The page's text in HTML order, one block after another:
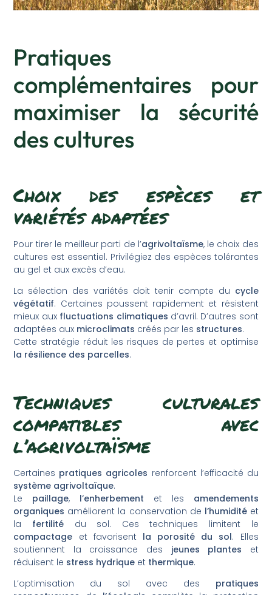
Pratiques
complémentaires pour
maximiser la sécurité
des cultures
Choix des espèces et
variétés adaptées
Pour tirer le meilleur parti de l’agrivoltaïsme, le choix des
cultures est essentiel. Privilégiez des espèces tolérantes
au gel et aux excès d’eau.
La sélection des variétés doit tenir compte du cycle
végétatif. Certaines poussent rapidement et résistent
mieux aux fluctuations climatiques d’avril. D’autres sont
adaptées aux microclimats créés par les structures.
Cette stratégie réduit les risques de pertes et optimise
la résilience des parcelles.
Techniques culturales
compatibles avec
l’agrivoltaïsme
Certaines pratiques agricoles renforcent l’efficacité du
système agrivoltaïque.
Le paillage, l’enherbement et les amendements
organiques améliorent la conservation de l’humiditéet
la fertilité du sol. Ces techniques limitent le
compactage et favorisent la porosité du sol. Elles
soutiennent la croissance des jeunes plantes et
réduisent le stress hydrique et thermique.
L’optimisation du sol avec des pratiques